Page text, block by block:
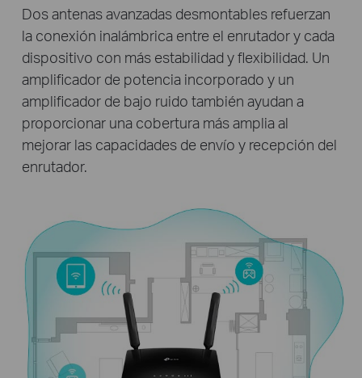
Dos antenas avanzadas desmontables refuerzan
la conexión inalámbrica entre el enrutador y cada
dispositivo con más estabilidad y flexibilidad. Un
amplificador de potencia incorporado y un
amplificador de bajo ruido también ayudan a
proporcionar una cobertura más amplia al
mejorar las capacidades de envío y recepción del
enrutador.